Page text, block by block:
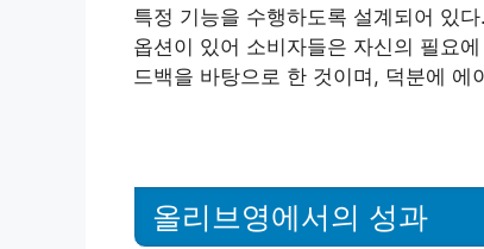
특정 기능을 수행하도록 설계되어 있
옵션이 있어 소비자들은 자신의 필요
드백을 바탕으로 한 것이며, 덕분에
올리브영에서의 성과